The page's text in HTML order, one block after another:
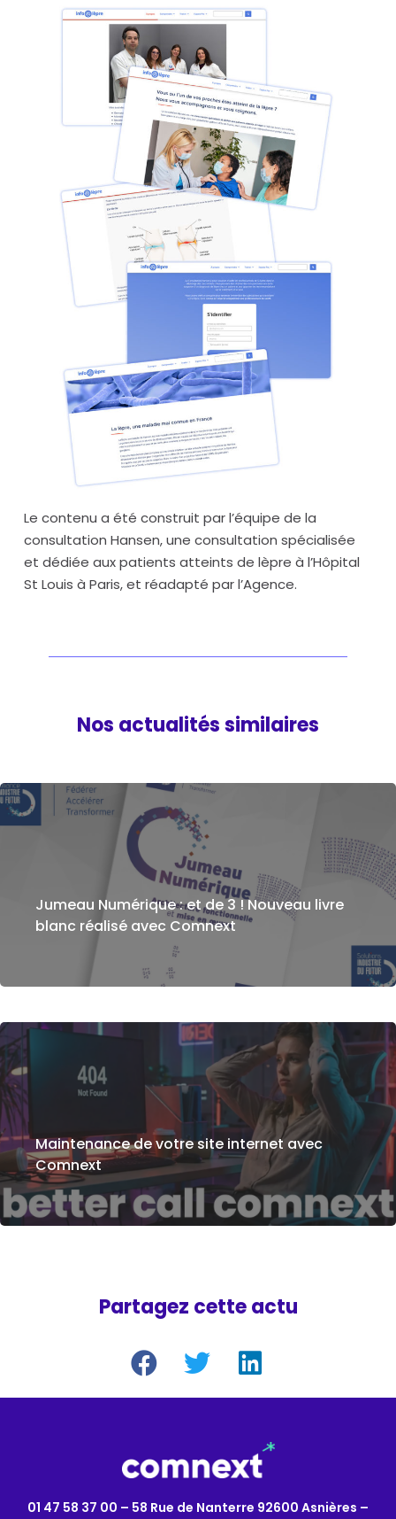
Le contenu a été construit par l’équipe de la
consultation Hansen, une consultation spécialisée
et dédiée aux patients atteints de lèpre à l’Hôpital
St Louis à Paris, et réadapté par l’Agence.
Nos actualités similaires
Jumeau Numérique : et de 3 ! Nouveau livre
blanc réalisé avec Comnext
Maintenance de votre site internet avec
Comnext
Partagez cette actu
01 47 58 37 00 – 58 Rue de Nanterre 92600 Asnières –